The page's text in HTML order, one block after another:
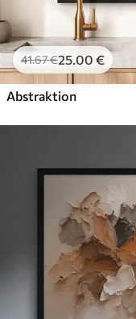
41.67€25.00 €
Abstraktion